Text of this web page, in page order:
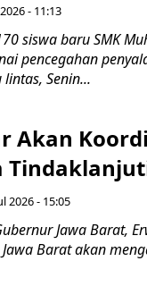
- 11:13
siswa baru SMK
pencegahan
Senin...
Akan
2026 - 15:05
Jawa Barat,
Barat akan